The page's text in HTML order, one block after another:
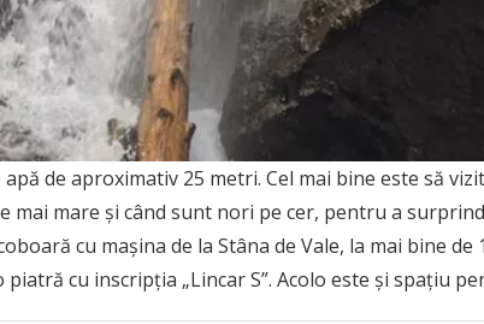
apă de aproximativ 25 metri. Cel mai bine este să
mai mare și când sunt nori pe cer, pentru a
cu mașina de la Stâna de Vale, la mai bine de
cu inscripția „Lincar S”. Acolo este și spațiu